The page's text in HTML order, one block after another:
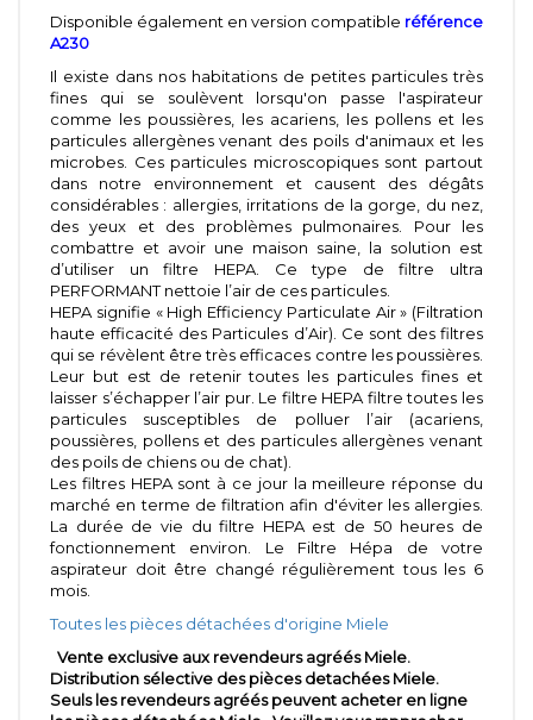
Disponible également en version compatible référence
A230
Il existe dans nos habitations de petites particules très
fines qui se soulèvent lorsqu'on passe l'aspirateur
comme les poussières, les acariens, les pollens et les
particules allergènes venant des poils d'animaux et les
microbes. Ces particules microscopiques sont partout
dans notre environnement et causent des dégâts
considérables : allergies, irritations de la gorge, du nez,
des yeux et des problèmes pulmonaires. Pour les
combattre et avoir une maison saine, la solution est
d’utiliser un filtre HEPA. Ce type de filtre ultra
PERFORMANT nettoie l’air de ces particules.
HEPA signifie « High Efficiency Particulate Air » (Filtration
haute efficacité des Particules d’Air). Ce sont des filtres
qui se révèlent être très efficaces contre les poussières.
Leur but est de retenir toutes les particules fines et
laisser s’échapper l’air pur. Le filtre HEPA filtre toutes les
particules susceptibles de polluer l’air (acariens,
poussières, pollens et des particules allergènes venant
des poils de chiens ou de chat).
Les filtres HEPA sont à ce jour la meilleure réponse du
marché en terme de filtration afin d'éviter les allergies.
La durée de vie du filtre HEPA est de 50 heures de
fonctionnement environ. Le Filtre Hépa de votre
aspirateur doit être changé régulièrement tous les 6
mois.
Toutes les pièces détachées d'origine Miele
Vente exclusive aux revendeurs agréés Miele.
Distribution sélective des pièces detachées Miele.
Seuls les revendeurs agréés peuvent acheter en ligne